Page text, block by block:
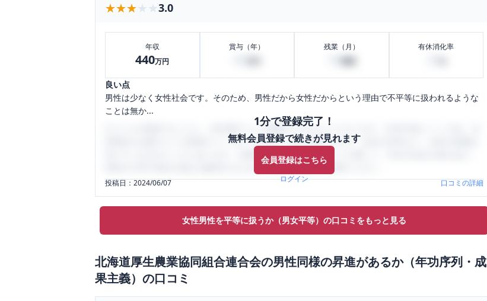
★★★★★
★★★★★ 3.0
年収
440万円
賞与（年） 残業（月） 有休消化率
良い点
男性は少なく女性社会です。そのため、男性だから女性だからという理由で不平等に扱われるような
ことは無か...
1分で登録完了！
無料会員登録で続きが見れます
会員登録はこちら
ログイン
口コミを1投稿するごとに、30日間口コミの閲覧ができるようになります。SHEHUB(シーハブ)は、女
性限定の企業口コミの投稿サイトです。給与面・女性の働きやすさ・会社の評判など、女性の転職は
気にすべき点がたくさんあります。先輩社員（元社員）の口コミを通して、本当の会社の姿を知り、
将来の不安や現在の悩みを解消するために、ぜひサイトをご活用ください。
投稿日：2024/06/07 口コミの詳細
女性男性を平等に扱うか（男女平等）の口コミをもっと見る
北海道厚生農業協同組合連合会の男性同様の昇進があるか（年功序列・成
果主義） の口コミ